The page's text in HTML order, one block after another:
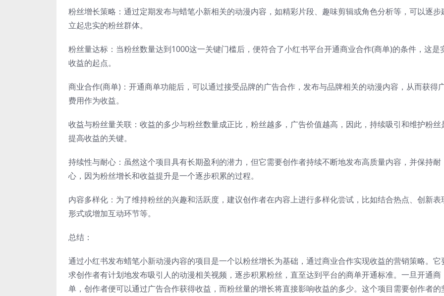
粉丝增长策略：通过定期发布与蜡笔小新相关的动漫内容，如精彩片段、趣味剪辑或角色分析等，可以逐步
立起忠实的粉丝群体。
粉丝量达标：当粉丝数量达到1000这一关键门槛后，便符合了小红书平台开通商业合作(商单)的条件，这是
收益的起点。
商业合作(商单)：开通商单功能后，可以通过接受品牌的广告合作，发布与品牌相关的动漫内容，从而获得
费用作为收益。
收益与粉丝量关联：收益的多少与粉丝数量成正比，粉丝越多，广告价值越高，因此，持续吸引和维护粉丝
提高收益的关键。
持续性与耐心：虽然这个项目具有长期盈利的潜力，但它需要创作者持续不断地发布高质量内容，并保持耐
心，因为粉丝增长和收益提升是一个逐步积累的过程。
内容多样化：为了维持粉丝的兴趣和活跃度，建议创作者在内容上进行多样化尝试，比如结合热点、创新表
形式或增加互动环节等。
总结：
通过小红书发布蜡笔小新动漫内容的项目是一个以粉丝增长为基础，通过商业合作实现收益的营销策略。它
求创作者有计划地发布吸引人的动漫相关视频，逐步积累粉丝，直至达到平台的商单开通标准。一旦开通商
单，创作者便可以通过广告合作获得收益，而粉丝量的增长将直接影响收益的多少。这个项目需要创作者的